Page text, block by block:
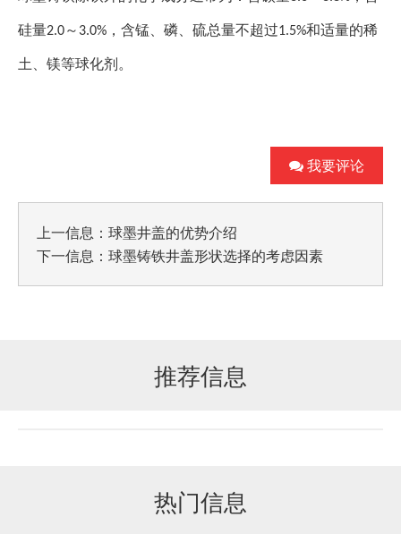
硅量2.0～ 3.0% ，含锰、磷、硫总量不超过1.5%和适量的稀
土、镁等球化剂。
我要评论
上一信息： 球墨井盖的优势介绍
下一信息： 球墨铸铁井盖形状选择的考虑因素
推荐信息
热门信息